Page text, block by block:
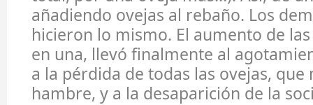
añadiendo ovejas al rebaño. Los
hicieron lo mismo. El aumento de
en una, llevó finalmente al
a la pérdida de todas las ovejas,
hambre, y a la desaparición de la